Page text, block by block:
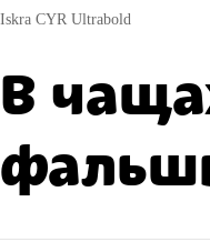
Iskra CYR Ultrabold
В